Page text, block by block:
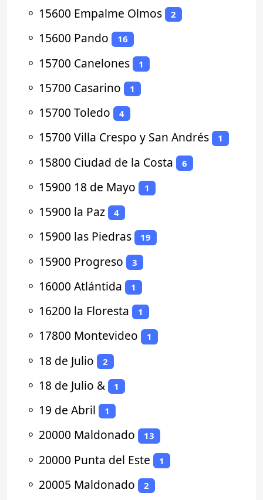
⚬ 15600 Empalme Olmos 2
⚬ 15600 Pando 16
⚬ 15700 Canelones 1
⚬ 15700 Casarino 1
⚬ 15700 Toledo 4
⚬ 15700 Villa Crespo y San Andrés 1
⚬ 15800 Ciudad de la Costa 6
⚬ 15900 18 de Mayo 1
⚬ 15900 la Paz 4
⚬ 15900 las Piedras 19
⚬ 15900 Progreso 3
⚬ 16000 Atlántida 1
⚬ 16200 la Floresta 1
⚬ 17800 Montevideo 1
⚬ 18 de Julio 2
⚬ 18 de Julio & 1
⚬ 19 de Abril 1
⚬ 20000 Maldonado 13
⚬ 20000 Punta del Este 1
⚬ 20005 Maldonado 2